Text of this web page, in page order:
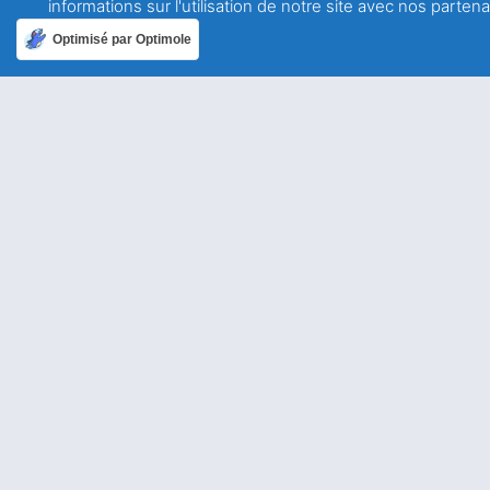
A propos
Qui sommes-nous ?
informations sur l'utilisation de notre site avec nos
Optimisé par Optimole